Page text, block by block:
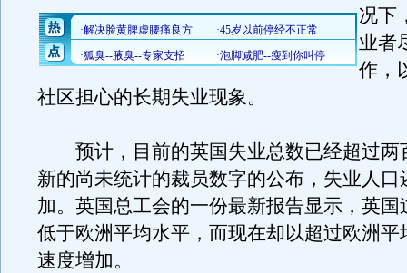
况下
业者
作，
社区担心的长期失业现象。
预计，目前的英国失业总数已经超过两
新的尚未统计的裁员数字的公布，失业人口
加。英国总工会的一份最新报告显示，英国
低于欧洲平均水平，而现在却以超过欧洲平
速度增加。